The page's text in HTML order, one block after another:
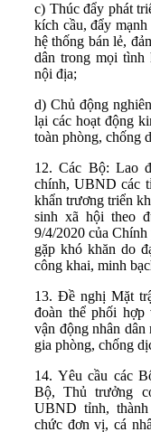
c) Thúc đẩy phát
kích cầu, đẩy
hệ thống bán lẻ,
dân trong mọi tình
nội địa;
d) Chủ động
lại các hoạt động
toàn phòng, chống
12. Các Bộ: Lao
chính, UBND các
khẩn trương triển
sinh xã hội theo
9/4/2020 của
gặp khó khăn do
công khai, minh
13. Đề nghị Mặt
đoàn thể phối hợp
vận động nhân
gia phòng, chống
14. Yêu cầu các
Bộ, Thủ trưởng
UBND tỉnh,
chức đơn vị, cá